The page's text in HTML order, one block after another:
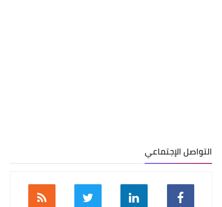
التواصل الإجتماعي